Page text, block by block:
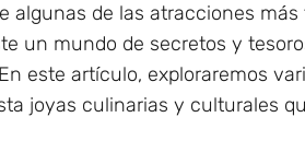
algunas de las atracciones
un mundo de secretos y
este artículo, exploraremos
joyas culinarias y culturales